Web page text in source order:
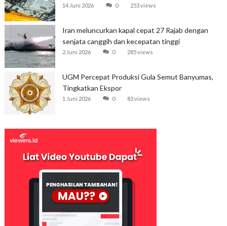
14 Juni 2026 0 253 views
Iran meluncurkan kapal cepat 27 Rajab dengan
senjata canggih dan kecepatan tinggi
2 Juni 2026 0 285 views
UGM Percepat Produksi Gula Semut Banyumas,
Tingkatkan Ekspor
1 Juni 2026 0 83 views